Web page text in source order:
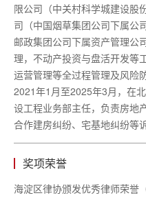
限公司（中关村科学城建设股
司（中国烟草集团公司下属公
邮政集团公司下属资产管理公
理，不动产投资与盘活开发等
运营管理等全过程管理及风险
2021年1月至2025年3月，在
设工程业务部主任，负责房地
合作建房纠纷、宅基地纠纷等
奖项荣誉
海淀区律协颁发优秀律师荣誉